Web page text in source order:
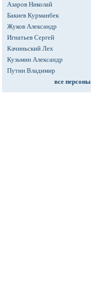
Азаров Николай
Бакиев Курманбек
Жуков Александр
Игнатьев Сергей
Качиньский Лех
Кузьмин Александр
Путин Владимир
все персоны